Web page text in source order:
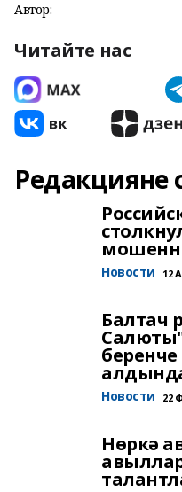
Автор:
Читайте нас
Редакцияне
Новости 12
Балтач
Новости 22
Нөркә